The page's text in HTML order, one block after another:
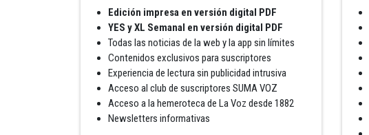
Edición impresa en versión digital PDF
YES y XL Semanal en versión digital PDF
Todas las noticias de la web y la app sin límites
Contenidos exclusivos para suscriptores
Experiencia de lectura sin publicidad intrusiva
Acceso al club de suscriptores SUMA VOZ
Acceso a la hemeroteca de La Voz desde 1882
Newsletters informativas